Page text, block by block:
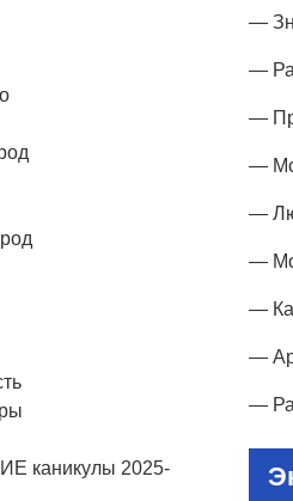
каникулы 2025-
—
—
—
—
—
—
—
—
—